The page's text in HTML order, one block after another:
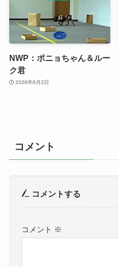
NWP：ポニョちゃん＆ルー
ク君
2026年8月2日
コメント
コメントする
コメント ※